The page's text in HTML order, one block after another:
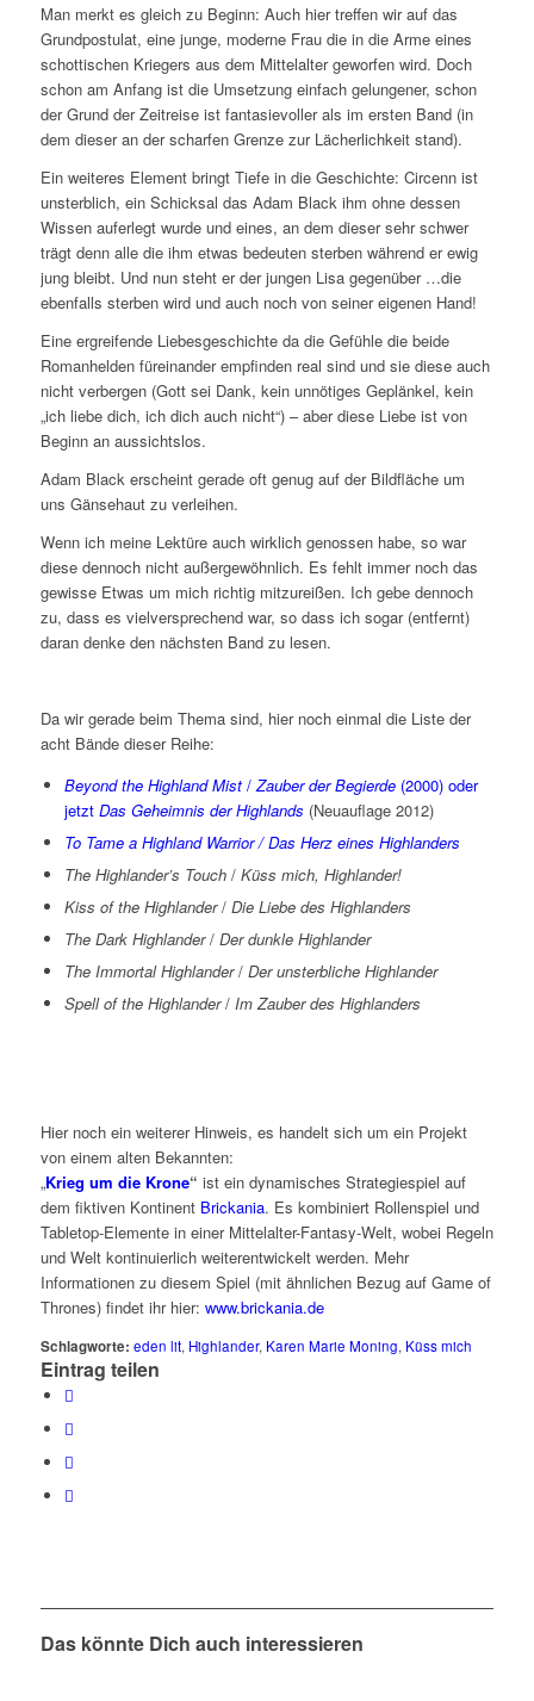
Man merkt es gleich zu Beginn: Auch hier treffen wir auf das
Grundpostulat, eine junge, moderne Frau die in die Arme eines
schottischen Kriegers aus dem Mittelalter geworfen wird. Doch
schon am Anfang ist die Umsetzung einfach gelungener, schon
der Grund der Zeitreise ist fantasievoller als im ersten Band (in
dem dieser an der scharfen Grenze zur Lächerlichkeit stand).
Ein weiteres Element bringt Tiefe in die Geschichte: Circenn ist
unsterblich, ein Schicksal das Adam Black ihm ohne dessen
Wissen auferlegt wurde und eines, an dem dieser sehr schwer
trägt denn alle die ihm etwas bedeuten sterben während er ewig
jung bleibt. Und nun steht er der jungen Lisa gegenüber …die
ebenfalls sterben wird und auch noch von seiner eigenen Hand!
Eine ergreifende Liebesgeschichte da die Gefühle die beide
Romanhelden füreinander empfinden real sind und sie diese auch
nicht verbergen (Gott sei Dank, kein unnötiges Geplänkel, kein
„ich liebe dich, ich dich auch nicht“) – aber diese Liebe ist von
Beginn an aussichtslos.
Adam Black erscheint gerade oft genug auf der Bildfläche um
uns Gänsehaut zu verleihen.
Wenn ich meine Lektüre auch wirklich genossen habe, so war
diese dennoch nicht außergewöhnlich. Es fehlt immer noch das
gewisse Etwas um mich richtig mitzureißen. Ich gebe dennoch
zu, dass es vielversprechend war, so dass ich sogar (entfernt)
daran denke den nächsten Band zu lesen.
Da wir gerade beim Thema sind, hier noch einmal die Liste der
acht Bände dieser Reihe:
Beyond the Highland Mist/Zauber der Begierde(2000) oder
jetzt Das Geheimnis der Highlands (Neuauflage 2012)
To Tame a Highland Warrior / Das Herz eines Highlanders
The Highlander’s Touch/ Küss mich, Highlander!
Kiss of the Highlander/ Die Liebe des Highlanders
The Dark Highlander/ Der dunkle Highlander
The Immortal Highlander/ Der unsterbliche Highlander
Spell of the Highlander/ Im Zauber des Highlanders
Hier noch ein weiterer Hinweis, es handelt sich um ein Projekt
von einem alten Bekannten:
„Krieg um die Krone“ ist ein dynamisches Strategiespiel auf
dem fiktiven Kontinent Brickania. Es kombiniert Rollenspiel und
Tabletop-Elemente in einer Mittelalter-Fantasy-Welt, wobei Regeln
und Welt kontinuierlich weiterentwickelt werden. Mehr
Informationen zu diesem Spiel (mit ähnlichen Bezug auf Game of
Thrones) findet ihr hier: www.brickania.de
Schlagworte: eden lit, Highlander, Karen Marie Moning, Küss mich
Eintrag teilen
Das könnte Dich auch interessieren